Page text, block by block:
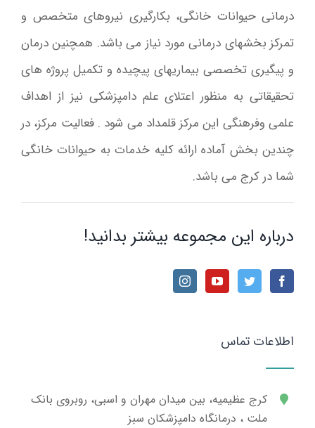
درمانی حیوانات خانگی، بکارگیری نیروهای متخصص و
تمرکز بخشهای درمانی مورد نیاز می باشد. همچنین درمان
و پیگیری تخصصی بیماریهای پیچیده و تکمیل پروژه های
تحقیقاتی به منظور اعتلای علم دامپزشکی نیز از اهداف
علمی وفرهنگی این مرکز قلمداد می شود . فعالیت مرکز، در
چندین بخش آماده ارائه کلیه خدمات به حیوانات خانگی
شما در کرج می باشد.
درباره این مجموعه بیشتر بدانید!
اطلاعات تماس
کرج عظیمیه، بین میدان مهران و اسبی، روبروی بانک
ملت ، درمانگاه دامپزشکان سبز